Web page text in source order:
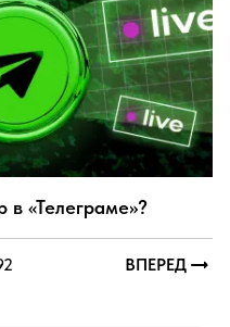
в «Телеграме»?
ВПЕРЕД